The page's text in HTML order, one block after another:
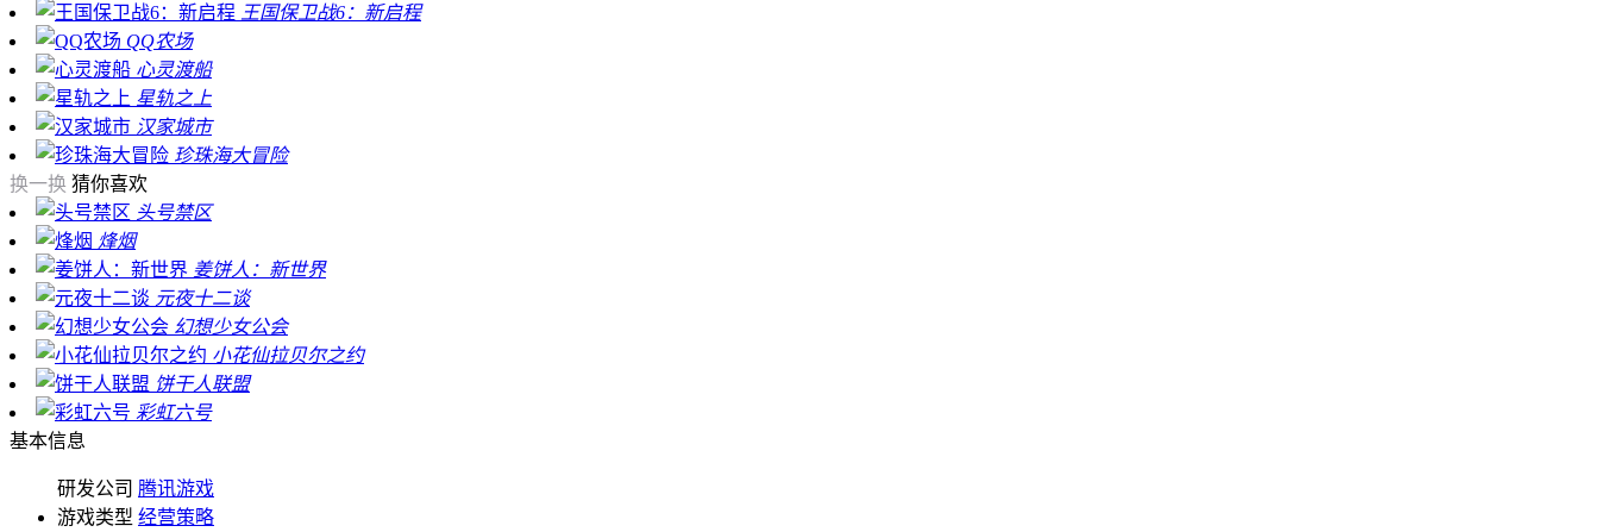
王国保卫战6：新启程
QQ农场
心灵渡船
星轨之上
汉家城市
珍珠海大冒险
换一换 猜你喜欢
头号禁区
烽烟
姜饼人：新世界
元夜十二谈
幻想少女公会
小花仙拉贝尔之约
饼干人联盟
彩虹六号
基本信息
研发公司 腾讯游戏
游戏类型 经营策略